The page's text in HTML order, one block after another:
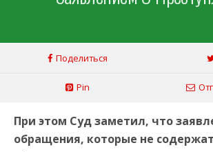
Поделиться
Pin
При этом Суд заметил, что
обращения, которые не